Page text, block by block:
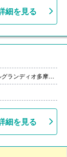
細を見る
東京都多摩市落合２－３２オーベルグランディオ多摩中央公園１階１０４号
細を見る